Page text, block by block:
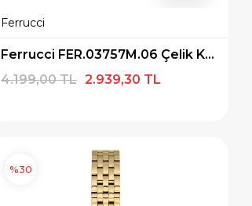
Ferrucci
Ferrucci FER.03757M.06 Çelik Kordon Kadın Kol Saati
2.939,30 TL
4.199,00 TL
%30